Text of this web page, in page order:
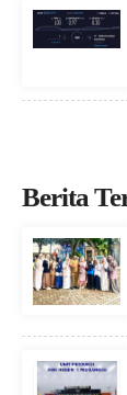
Berita